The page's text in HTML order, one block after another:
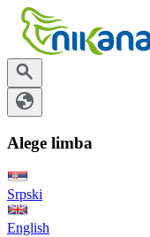
Alege limba
Srpski
English